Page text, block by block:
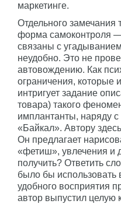
маркетинге.
Отдельного замечания
форма самоконтроля —
связаны с
неудобно. Это не
автовождению. Как
ограничения, которые
интригует задание
товара) такого
имплантанты, наряду
«Байкал». Автору
Он предлагает
«фетиш», увлечения и
получить? Ответить
было бы использовать
удобного восприятия
автор выпустил целую